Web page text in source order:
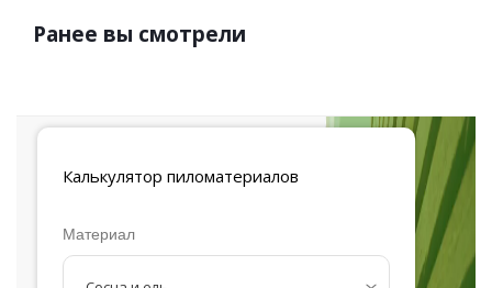
Ранее вы смотрели
Калькулятор пиломатериалов
Материал